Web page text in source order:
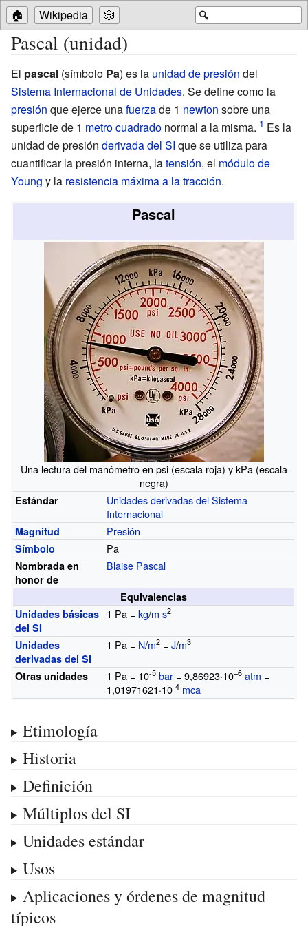
🔍
🏠 Wikipedia 🎲
Pascal (unidad)
El pascal (símbolo Pa) es la unidad de presión del
Sistema Internacional de Unidades. Se define como la
presión que ejerce unafuerzade 1 newton sobre una
superficie de 1 metro cuadrado normal a la misma.
Es la
unidad de presión derivada del SI que se utiliza para
cuantificar la presión interna, latensión, el módulo de
Young y la resistencia máxima a la tracción.
Pascal
Una lectura del manómetro en psi (escala roja) y kPa (escala
negra)
Estándar
Unidades derivadas del Sistema
Internacional
Magnitud Presión
Símbolo Pa
Nombrada en
honor de
Blaise Pascal
Equivalencias
Unidades básicas
del SI
1 Pa =kg/m s2
Unidades
derivadas del SI
1 Pa = N/m2 =J/m3
Otras unidades 1 Pa = 10-5 bar = 9,86923·10–6 atm =
1,01971621·10-4 mca
Etimología
Historia
Definición
Múltiplos del SI
Unidades estándar
Usos
Aplicaciones y órdenes de magnitud
típicos